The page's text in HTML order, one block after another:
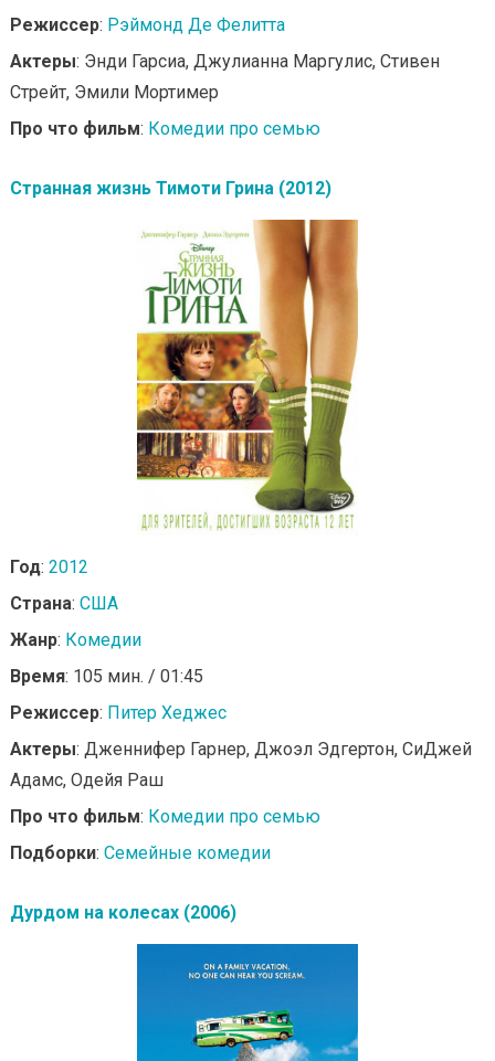
Режиссер: Рэймонд Де Фелитта
Актеры: Энди Гарсиа, Джулианна Маргулис, Стивен
Стрейт, Эмили Мортимер
Про что фильм: Комедии про семью
Странная жизнь Тимоти Грина (2012)
Год: 2012
Страна: США
Жанр: Комедии
Время: 105 мин. / 01:45
Режиссер: Питер Хеджес
Актеры: Дженнифер Гарнер, Джоэл Эдгертон, СиДжей
Адамс, Одейя Раш
Про что фильм: Комедии про семью
Подборки: Семейные комедии
Дурдом на колесах (2006)